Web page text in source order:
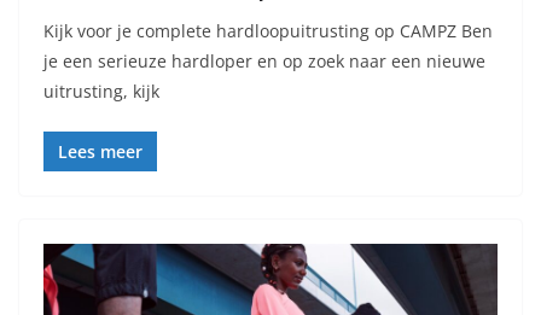
Kijk voor je complete hardloopuitrusting op CAMPZ Ben
je een serieuze hardloper en op zoek naar een nieuwe
uitrusting, kijk
Lees meer